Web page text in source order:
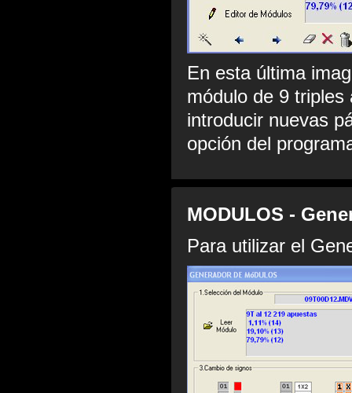
En esta última
módulo de 9
introducir nuevas
opción del
MODULOS -
Para utilizar el